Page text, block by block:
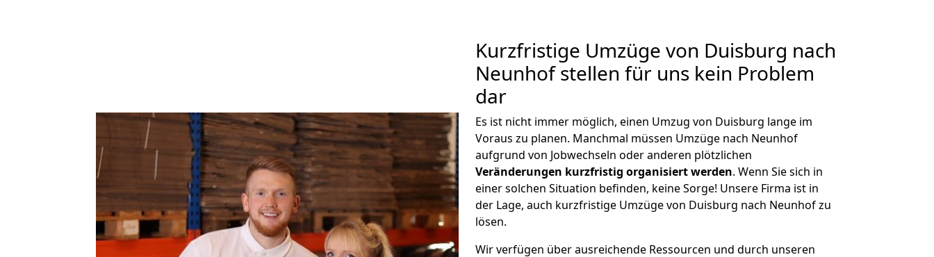
Kurzfristige Umzüge von Duisburg nach
Neunhof stellen für uns kein Problem
dar
Es ist nicht immer möglich, einen Umzug von Duisburg lange im
Voraus zu planen. Manchmal müssen Umzüge nach Neunhof
aufgrund von Jobwechseln oder anderen plötzlichen
Veränderungen kurzfristig organisiert werden. Wenn Sie sich in
einer solchen Situation befinden, keine Sorge! Unsere Firma ist in
der Lage, auch kurzfristige Umzüge von Duisburg nach Neunhof zu
lösen.
Wir verfügen über ausreichende Ressourcen und durch unseren